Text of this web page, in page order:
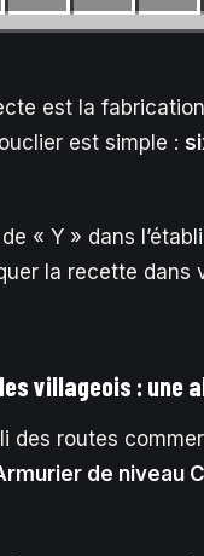
est la
est simple :
« Y » dans
la recette
villageois : une
des routes
de niveau